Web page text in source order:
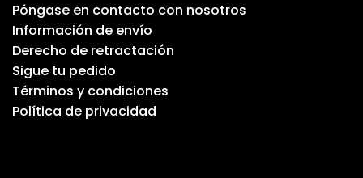
Póngase en contacto con nosotros
Información de envío
Derecho de retractación
Sigue tu pedido
Términos y condiciones
Política de privacidad